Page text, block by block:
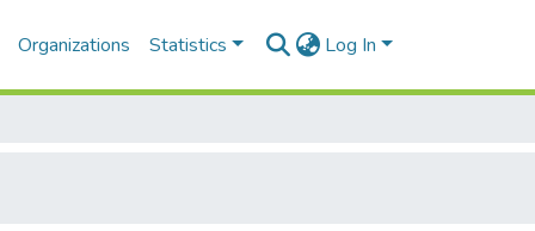
Organizations Statistics Log In